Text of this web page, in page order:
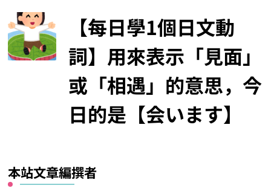
【每日學1個日文動
詞】用來表示「見面」
或「相遇」的意思，今
日的是【会います】
本站文章編撰者